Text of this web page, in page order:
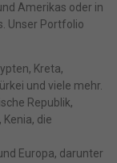
Amerikas oder in
Unser Portfolio
Kreta,
und viele mehr.
Republik,
Kenia, die
Europa, darunter